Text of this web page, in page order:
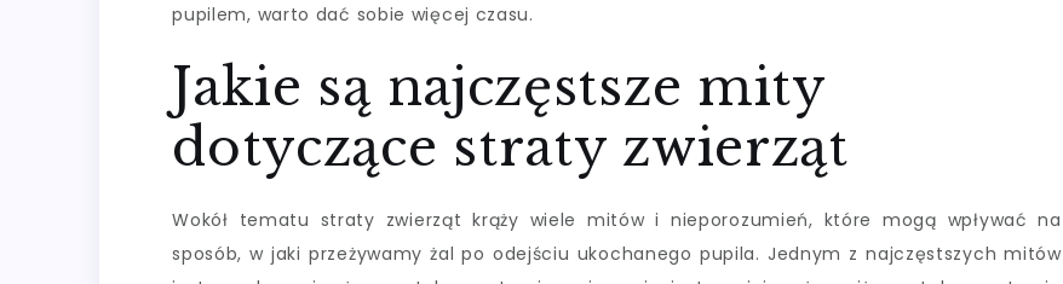
pupilem, warto dać sobie więcej czasu.
Jakie są najczęstsze mity
dotyczące straty zwierząt
Wokół tematu straty zwierząt krąży wiele mitów i nieporozumień, które mogą wpływać na
sposób, w jaki przeżywamy żal po odejściu ukochanego pupila. Jednym z najczęstszych mitów